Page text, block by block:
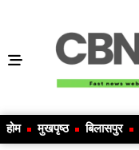
होम मुखपृष्ठ बिलासपुर